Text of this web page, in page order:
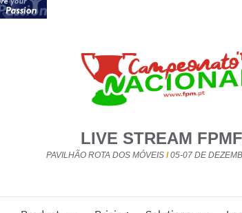
LIVE STREAM
PAVILHÃO ROTA DOS MÓVEIS I05-07 DE